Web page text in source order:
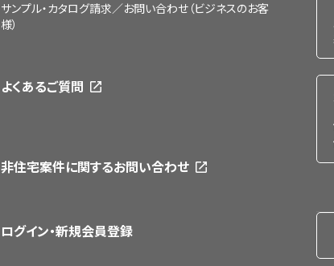
サンプル・カタログ請求／お問い合わせ（ビジネスのお客
様）
よくあるご質問
非住宅案件に関するお問い合わせ
ログイン・新規会員登録